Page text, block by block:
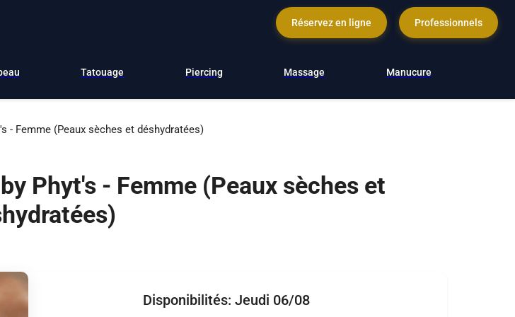
Réservez en ligne Professionnels
Tatouage Piercing Massage Manucure
- Femme (Peaux sèches et déshydratées)
Phyt's - Femme (Peaux sèches et
Disponibilités: Jeudi 06/08